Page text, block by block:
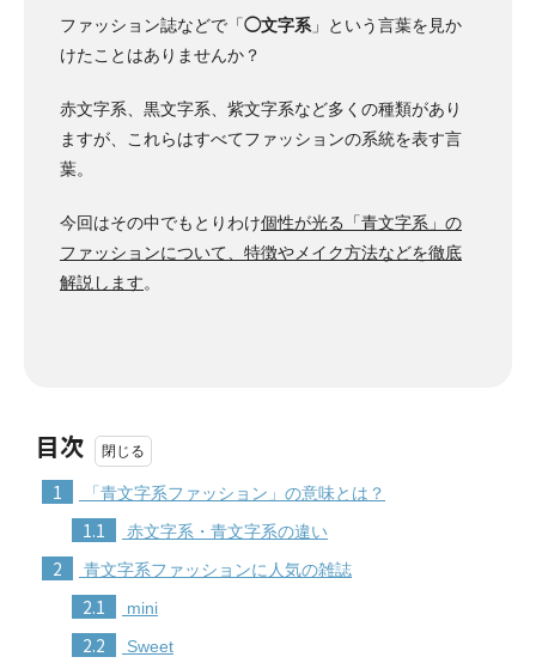
ファッション誌などで「◯文字系」という言葉を見か
けたことはありませんか？
赤文字系、黒文字系、紫文字系など多くの種類があり
ますが、これらはすべてファッションの系統を表す言
葉。
今回はその中でもとりわけ個性が光る「青文字系」の
ファッションについて、特徴やメイク方法などを徹底
解説します。
目次
1 「青文字系ファッション」の意味とは？
1.1 赤文字系・青文字系の違い
2 青文字系ファッションに人気の雑誌
2.1 mini
2.2 Sweet